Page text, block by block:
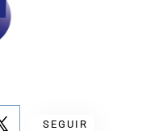
SEGUIR